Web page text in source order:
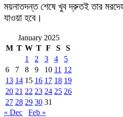
ময়নাতদন্ত শেষে খুব দ্রুতই তার মরদেহ
যাওয়া হবে।
January 2025
M T W T F S
S
1
2 3 4
5
6
7 8 9 10 11 12
13 14 15 16 17 18 19
20 21 22 23 24 25 26
27 28 29 30 31
« Dec
Feb »